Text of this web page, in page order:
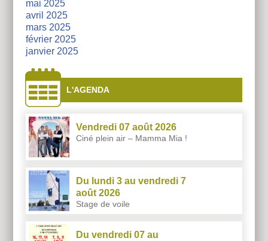
mai 2025
avril 2025
mars 2025
février 2025
janvier 2025
L'AGENDA
Vendredi 07 août 2026
Ciné plein air – Mamma Mia !
Du lundi 3 au vendredi 7
août 2026
Stage de voile
Du vendredi 07 au